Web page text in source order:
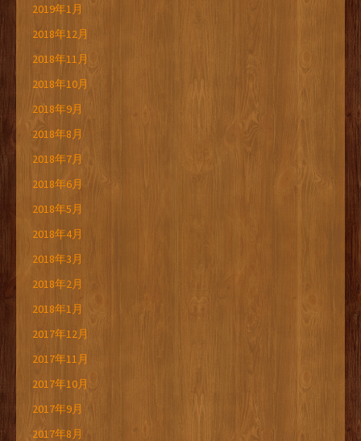
2019年1月
2018年12月
2018年11月
2018年10月
2018年9月
2018年8月
2018年7月
2018年6月
2018年5月
2018年4月
2018年3月
2018年2月
2018年1月
2017年12月
2017年11月
2017年10月
2017年9月
2017年8月